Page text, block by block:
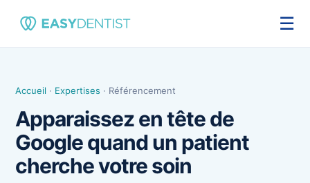
☰
Accueil · Expertises · Référencement
Apparaissez en tête de
Google quand un patient
cherche votre soin